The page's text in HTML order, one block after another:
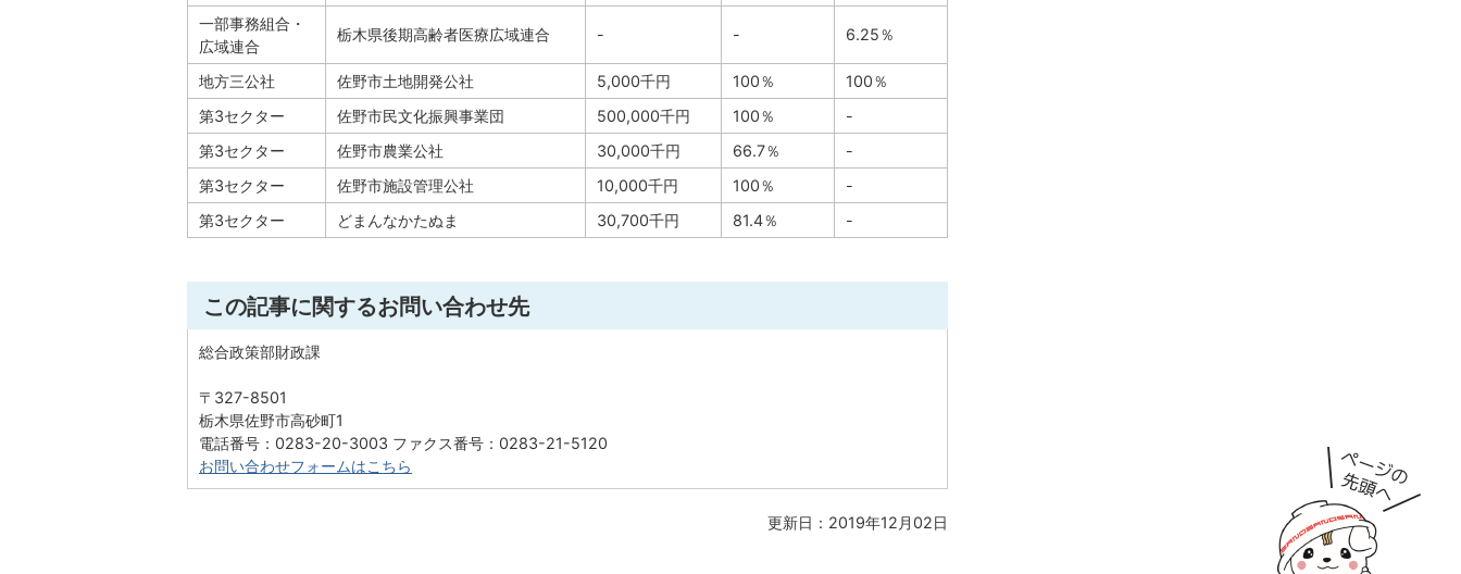
一部事務組合・
広域連合
栃木県後期高齢者医療広域連合 - - 6.25％
地方三公社 佐野市土地開発公社 5,000千円 100％
100％
第3セクター
佐野市民文化振興事業団 500,000千円 100％
-
第3セクター
佐野市農業公社 30,000千円 66.7％
-
第3セクター
佐野市施設管理公社 10,000千円 100％
-
第3セクター
どまんなかたぬま 30,700千円 81.4％ -
この記事に関するお問い合わせ先
総合政策部財政課
〒327-8501
栃木県佐野市高砂町1
電話番号：0283-20-3003 ファクス番号：0283-21-5120
お問い合わせフォームはこちら
更新日：2019年12月02日